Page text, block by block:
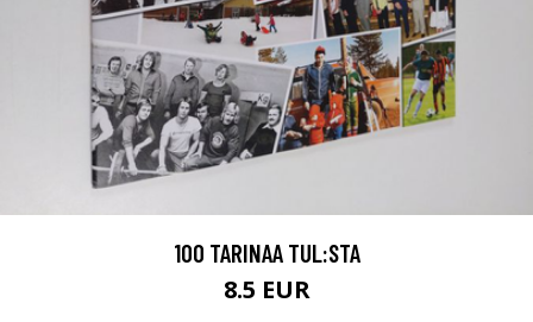
100 TARINAA TUL:STA
8.5 EUR